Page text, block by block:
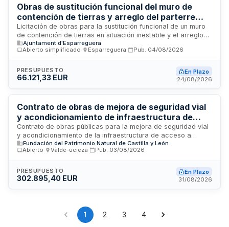
Obras de sustitución funcional del muro de
contención de tierras y arreglo del parterre
posterior de las pistas deportivas de Mas d'En
Gall en Esparreguera
Licitación de obras para la sustitución funcional de un muro
de contención de tierras en situación inestable y el arreglo
del parterre posterior de las pistas deportivas de Mas d'En
Gall ubicadas en Esparreguera. El contrato se adjudicará al
técnicas, con especial atención a la minimización de
residuos y la gestión ambiental durante la ejecución de las
Ajuntament d'Esparreguera
Abierto simplificado
Esparreguera Pub. 04/08/2026
PRESUPUESTO
66.121,33 EUR
En Plazo
24/08/2026
Contrato de obras de mejora de seguridad vial
y acondicionamiento de infraestructura de
acceso a Valcobero en Velilla del Río Carrión
Contrato de obras públicas para la mejora de seguridad vial
y acondicionamiento de la infraestructura de acceso a
Valcobero, ubicado en el término municipal de Velilla del Río
Carrión, dentro del Parque Natural Montaña Palentina. El
Justa. Las obras incluyen intervenciones destinadas a
potenciar la seguridad en la circulación vial y adaptar las
siendo aplicables directamente los artículos relativos a
obligaciones medioambientales, sociales, laborales y
condiciones especiales de ejecución.
Fundación del Patrimonio Natural de Castilla y León
Abierto
Valde-ucieza Pub. 03/08/2026
PRESUPUESTO
302.895,40 EUR
En Plazo
31/08/2026
1 2 3 4